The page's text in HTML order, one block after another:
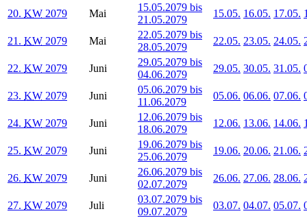
20. KW 2079 Mai
15.05.2079 bis
21.05.2079
15.05. 16.05. 17.05.
21. KW 2079 Mai
22.05.2079 bis
28.05.2079
22.05. 23.05. 24.05.
22. KW 2079 Juni
29.05.2079 bis
04.06.2079
29.05. 30.05. 31.05.
23. KW 2079 Juni
05.06.2079 bis
11.06.2079
05.06. 06.06. 07.06.
24. KW 2079 Juni
12.06.2079 bis
18.06.2079
12.06. 13.06. 14.06.
25. KW 2079 Juni
19.06.2079 bis
25.06.2079
19.06. 20.06. 21.06.
26. KW 2079 Juni
26.06.2079 bis
02.07.2079
26.06. 27.06. 28.06.
27. KW 2079 Juli
03.07.2079 bis
09.07.2079
03.07. 04.07. 05.07.